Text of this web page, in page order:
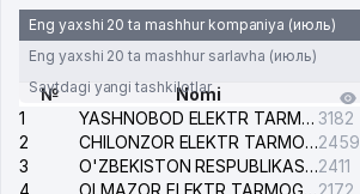
Eng yaxshi 20 ta mashhur kompaniya (июль)
Eng yaxshi 20 ta mashhur sarlavha (июль)
Saytdagi yangi tashkilotlar
№
Nomi
1
YASHNOBOD ELEKTR TARMOG'I NOSOZLIKLARI XIZMATI 3182
2
CHILONZOR ELEKTR TARMOG'I NOSOZLIK XIZMATI2459
3
O'ZBEKISTON RESPUBLIKASI BOSH PROKURATURASI ISHONCH TELEFONI2411
4
OLMAZOR ELEKTR TARMOG'I NOSOZLIKLARI XIZMATI2172